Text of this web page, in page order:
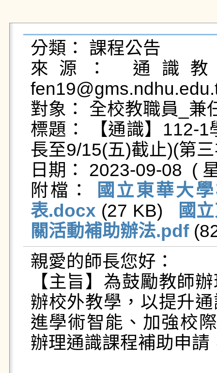
分類： 課程公告
來源： 通識
對象： 全校教職員_兼
標題： 【通識】112-
長至9/15(五)截止)(第
日期： 2023-09-08  (
附檔：
國立東華大
表.docx (27 KB)
國
關活動補助辦法.pdf
親愛的師長您好：
【主旨】為鼓勵教師
辦校外教學，以提升
進學術智能、加強校
辦理通識課程補助申